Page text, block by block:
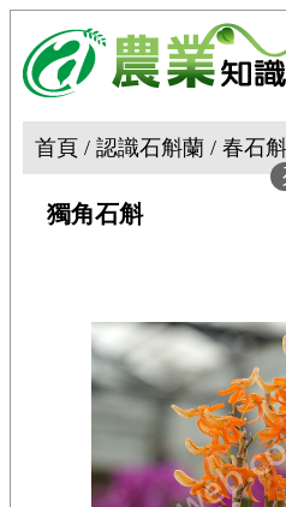
首頁 / 認識石斛蘭 / 春石
獨角石斛